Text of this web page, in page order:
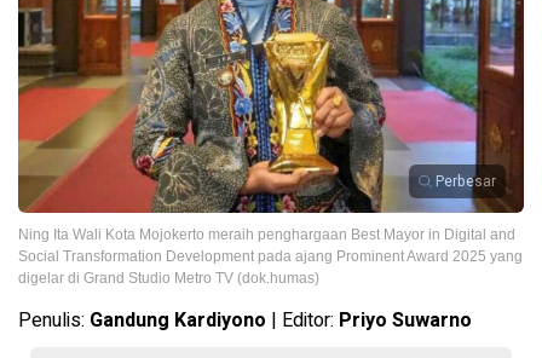
Perbesar
Ning Ita Wali Kota Mojokerto meraih penghargaan Best Mayor in Digital and
Social Transformation Development pada ajang Prominent Award 2025 yang
digelar di Grand Studio Metro TV (dok.humas)
Penulis: Gandung Kardiyono | Editor: Priyo Suwarno